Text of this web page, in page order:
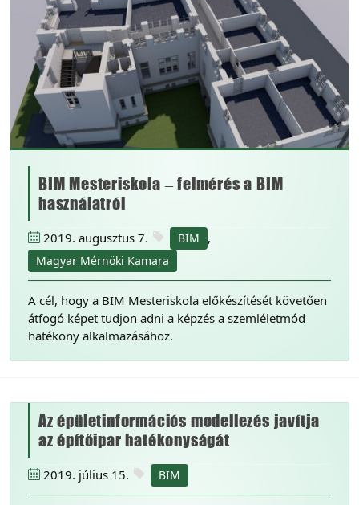
BIM Mesteriskola – felmérés a BIM
használatról
2019. augusztus 7. BIM ,
Magyar Mérnöki Kamara
A cél, hogy a BIM Mesteriskola előkészítését követően
átfogó képet tudjon adni a képzés a szemléletmód
hatékony alkalmazásához.
Az épületinformációs modellezés javítja
az építőipar hatékonyságát
2019. július 15. BIM